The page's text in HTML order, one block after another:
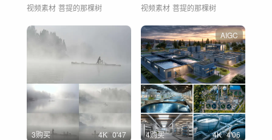
视频素材 菩提的那棵树 视频素材 菩提的那棵树
3购买 4K 0'47
AIGC
4购买 4K 4'06